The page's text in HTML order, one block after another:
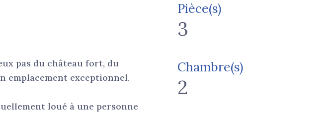
pas du château fort, du
emplacement exceptionnel.
loué à une personne
Pièce(s)
3
Chambre(s)
2